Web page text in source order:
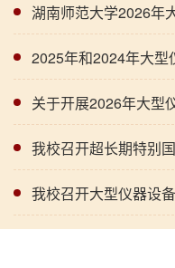
湖南师范大学2026年大型仪器设
2025年和2024年大型仪器测试
关于开展2026年大型仪器设备测
我校召开超长期特别国债设备
我校召开大型仪器设